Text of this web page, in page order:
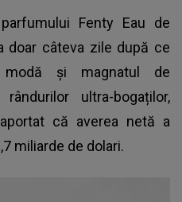
Fenty Eau de
doar câteva zile după ce
și magnatul de
ultra-bogaților,
că averea netă a
miliarde de dolari.